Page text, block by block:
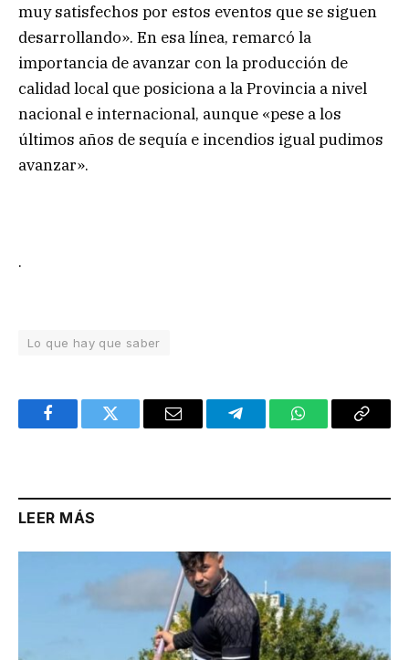
muy satisfechos por estos eventos que se siguen
desarrollando». En esa línea, remarcó la
importancia de avanzar con la producción de
calidad local que posiciona a la Provincia a nivel
nacional e internacional, aunque «pese a los
últimos años de sequía e incendios igual pudimos
avanzar».
.
Lo que hay que saber
FacebookTwitter Email TelegramWhatsAppCopy
LEER MÁS